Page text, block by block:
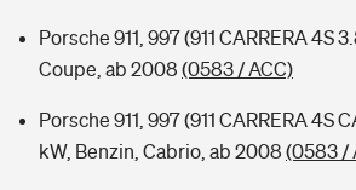
Porsche 911, 997 (911 CARRERA 4S
Coupe, ab 2008 (0583 / ACC)
Porsche 911, 997 (911 CARRERA 4S
kW, Benzin, Cabrio, ab 2008 (0583 /